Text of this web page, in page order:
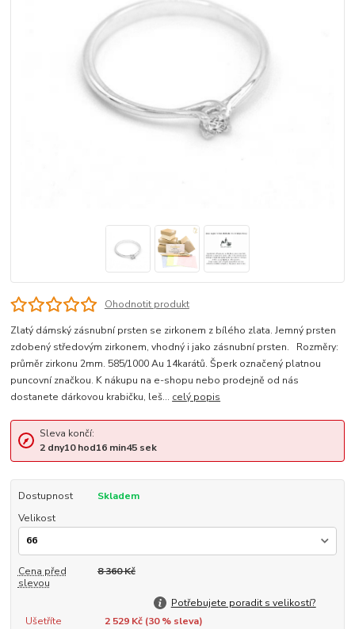
Ohodnotit produkt
Zlatý dámský zásnubní prsten se zirkonem z bílého zlata. Jemný prsten
zdobený středovým zirkonem, vhodný i jako zásnubní prsten. Rozměry:
průměr zirkonu 2mm. 585/1000 Au 14karátů. Šperk označený platnou
puncovní značkou. K nákupu na e-shopu nebo prodejně od nás
dostanete dárkovou krabičku, leš... celý popis
Sleva končí:
2 dny10hod16min45sek
Dostupnost
Skladem
Velikost
Cena před
slevou
8 360 Kč
Potřebujete poradit s velikostí?
Ušetříte
2 529 Kč (30% sleva)